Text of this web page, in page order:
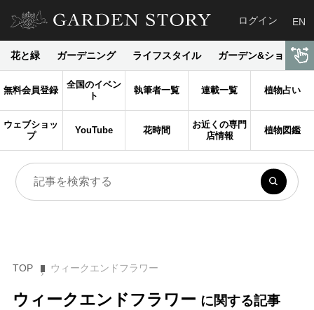
ログイン EN
花と緑 ガーデニング ライフスタイル ガーデン&ショップ
無料会員登録
全国のイベン
ト
執筆者一覧 連載一覧 植物占い
ウェブショッ
プ
YouTube 花時間
お近くの専門
店情報
植物図鑑
TOP ウィークエンドフラワー
ウィークエンドフラワー に関する記事